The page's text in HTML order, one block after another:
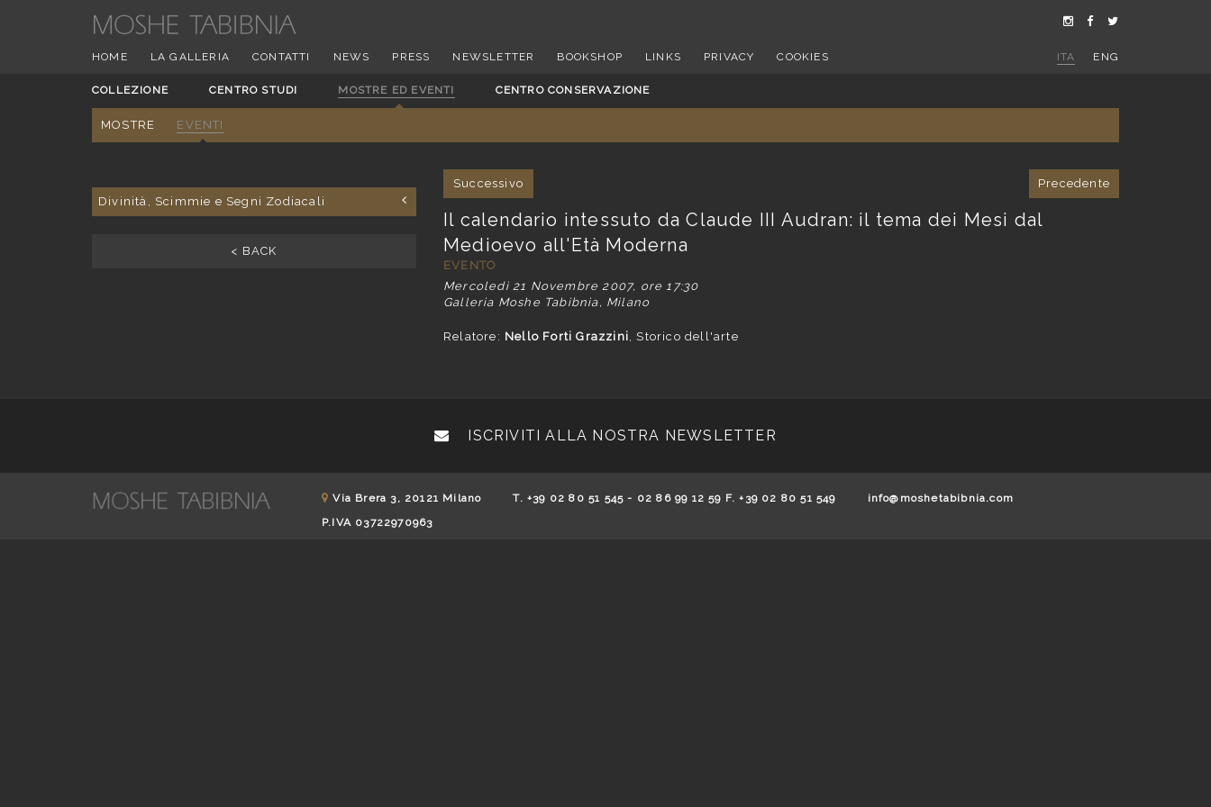
HOME LA GALLERIA CONTATTI NEWS PRESS NEWSLETTER BOOKSHOP LINKS PRIVACY COOKIES ITA ENG
COLLEZIONE CENTRO STUDI MOSTRE ED EVENTI CENTRO CONSERVAZIONE
MOSTRE EVENTI
Successivo Precedente
Il calendario intessuto da Claude III Audran: il tema dei Mesi dal
Medioevo all'Età Moderna
EVENTO
Mercoledì 21 Novembre 2007, ore 17:30
Galleria Moshe Tabibnia, Milano
Relatore: Nello Forti Grazzini, Storico dell'arte
Divinità, Scimmie e Segni Zodiacali
< BACK
ISCRIVITI ALLA NOSTRA NEWSLETTER
Via Brera 3, 20121 Milano T. +39 02 80 51 545 - 02 86 99 12 59 F. +39 02 80 51 549
info@moshetabibnia.com
P.IVA 03722970963